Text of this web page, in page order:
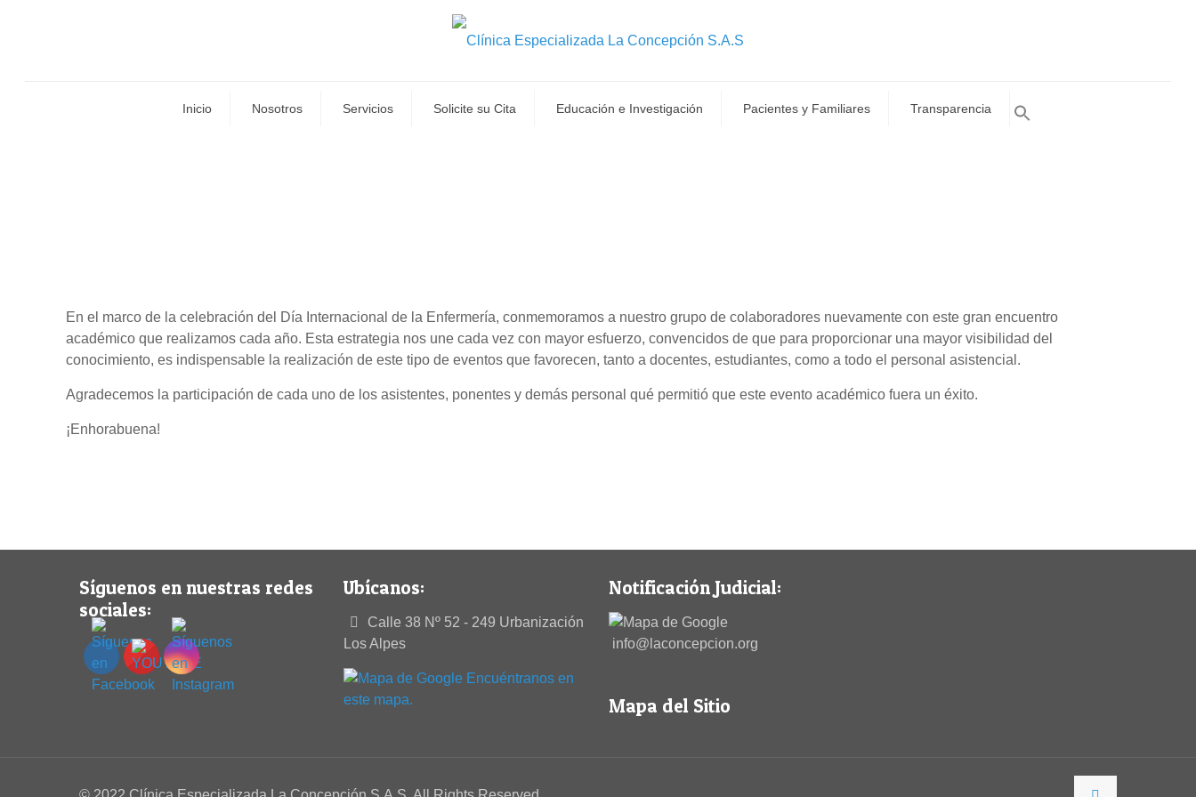
Inicio Nosotros Servicios Solicite su Cita Educación e Investigación Pacientes y Familiares Transparencia
En el marco de la celebración del Día Internacional de la Enfermería, conmemoramos a nuestro grupo de colaboradores nuevamente con este gran encuentro
académico que realizamos cada año. Esta estrategia nos une cada vez con mayor esfuerzo, convencidos de que para proporcionar una mayor visibilidad del
conocimiento, es indispensable la realización de este tipo de eventos que favorecen, tanto a docentes, estudiantes, como a todo el personal asistencial.
Agradecemos la participación de cada uno de los asistentes, ponentes y demás personal qué permitió que este evento académico fuera un éxito.
¡Enhorabuena!
Síguenos en nuestras redes
sociales:
Ubícanos:
Calle 38 Nº 52 - 249 Urbanización
Los Alpes
Encuéntranos en
este mapa.
Notificación Judicial:
info@laconcepcion.org
Mapa del Sitio